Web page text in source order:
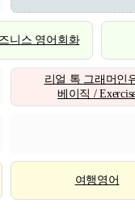
니스 영어회화
리얼 톡 그래머인
베이직 /
여행영어